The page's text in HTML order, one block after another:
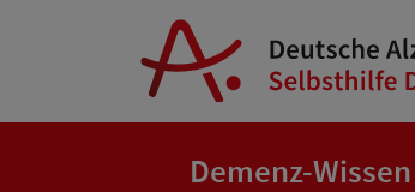
Springe zum Hauptinhalt
Demenz-Wissen